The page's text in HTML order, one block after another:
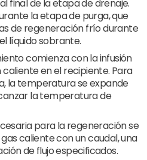
final de la etapa de drenaje.
la etapa de purga, que
de regeneración frío durante
líquido sobrante.
comienza con la infusión
en el recipiente. Para
la temperatura se expande
la temperatura de
para la regeneración se
caliente con un caudal, una
de flujo especificados.